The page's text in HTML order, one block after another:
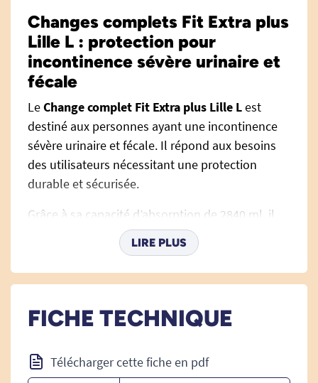
Changes complets Fit Extra plus
Lille L : protection pour
incontinence sévère urinaire et
fécale
LeChange complet Fit Extra plus Lille Lest
destiné aux personnes ayant une incontinence
sévère urinaire et fécale. Il répond aux besoins
des utilisateurs nécessitant une protection
durable et sécurisée.
Grâce à sa capacité d’absorption de 2840 ml, il
assure une protection longue durée, idéale pour
limiter les changes fréquents.
Une protection renforcée pour plus de
sécurité
Très forte absorption
Avec 2840 ml d’absorption, ce change complet
LIRE PLUS
FICHE TECHNIQUE
Télécharger cette fiche en pdf